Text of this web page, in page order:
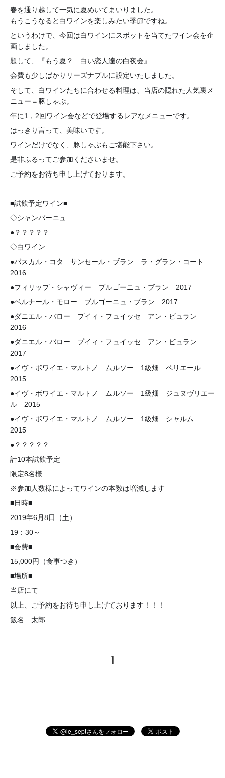
春を通り越して一気に夏めいてまいりました。
もうこうなると白ワインを楽しみたい季節ですね。
というわけで、今回は白ワインにスポットを当てたワイン会を企
画しました。
題して、『もう夏？ 白い恋人達の白夜会』
会費も少しばかりリーズナブルに設定いたしました。
そして、白ワインたちに合わせる料理は、当店の隠れた人気裏メ
ニュー＝豚しゃぶ。
年に1，2回ワイン会などで登場するレアなメニューです。
はっきり言って、美味いです。
ワインだけでなく、豚しゃぶもご堪能下さい。
是非ふるってご参加くださいませ。
ご予約をお待ち申し上げております。
■試飲予定ワイン■
◇シャンパーニュ
●？？？？？
◇白ワイン
●パスカル・コタ サンセール・ブラン ラ・グラン・コート
2016
●フィリップ・シャヴィー ブルゴーニュ・ブラン 2017
●ベルナール・モロー ブルゴーニュ・ブラン 2017
●ダニエル・バロー プイィ・フュイッセ アン・ビュラン
2016
●ダニエル・バロー プイィ・フュイッセ アン・ビュラン
2017
●イヴ・ボワイエ・マルトノ ムルソー 1級畑 ペリエール
2015
●イヴ・ボワイエ・マルトノ ムルソー 1級畑 ジュヌヴリエー
ル 2015
●イヴ・ボワイエ・マルトノ ムルソー 1級畑 シャルム
2015
●？？？？？
計10本試飲予定
限定8名様
※参加人数様によってワインの本数は増減します
■日時■
2019年6月8日（土）
19：30～
■会費■
15,000円（食事つき）
■場所■
当店にて
以上、ご予約をお待ち申し上げております！！！
飯名 太郎
1